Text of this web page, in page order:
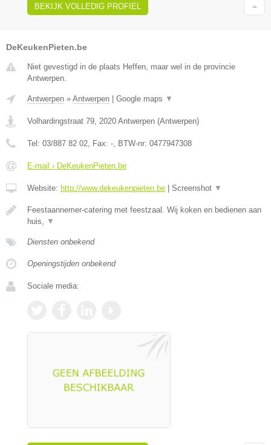
BEKIJK VOLLEDIG PROFIEL
DeKeukenPieten.be
Niet gevestigd in de plaats Heffen, maar wel in de provincie
Antwerpen.
Antwerpen » Antwerpen Google maps ▼
Volhardingstraat 79, 2020 Antwerpen (Antwerpen)
Tel: 03/887 82 02, Fax: -, BTW-nr: 0477947308
E-mail › DeKeukenPieten.be
Website: http://www.dekeukenpieten.be Screenshot ▼
Feestaannemer-catering met feestzaal. Wij koken en bedienen aan
huis, ▼
Diensten onbekend
Openingstijden onbekend
Sociale media: